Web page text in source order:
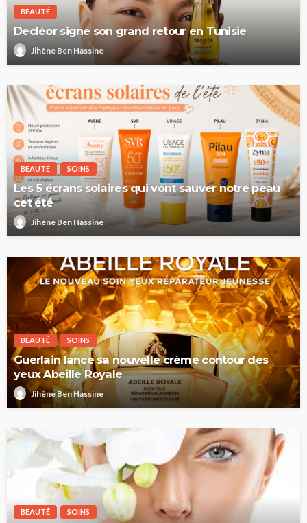
BEAUTÉ
Decléor signe son grand retour en Tunisie
Jihène Ben Hassine
BEAUTÉ SOINS
Les 5 écrans solaires qui vont sauver notre peau
cet été
Jihène Ben Hassine
BEAUTÉ SOINS
Guerlain lance sa nouvelle crème contour des
yeux Abeille Royale
Jihène Ben Hassine
BEAUTÉ SOINS